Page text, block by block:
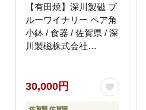
【有田焼】深川製磁 ブ
ルーワイナリー ペア角
小鉢 / 食器 / 佐賀県 / 深
川製磁株式会社
30,000円